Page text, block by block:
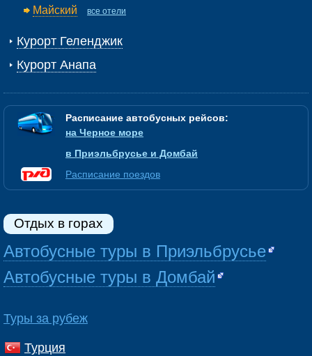
Майский все отели
Курорт Геленджик
Курорт Анапа
Расписание автобусных рейсов:
на Черное море
в Приэльбрусье и Домбай
Расписание поездов
Отдых в горах
Автобусные туры в Приэльбрусье
Автобусные туры в Домбай
Туры за рубеж
Турция